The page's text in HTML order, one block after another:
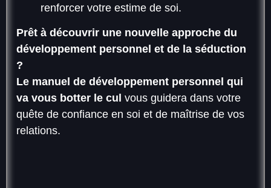
renforcer votre estime de soi.
Prêt à découvrir une nouvelle approche du
développement personnel et de la séduction
?
Le manuel de développement personnel qui
va vous botter le cul vous guidera dans votre
quête de confiance en soi et de maîtrise de vos
relations.